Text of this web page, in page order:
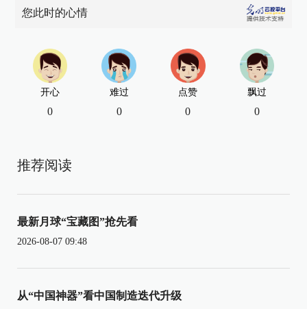
您此时的心情
开心
0
难过
0
点赞
0
飘过
0
推荐阅读
最新月球“宝藏图”抢先看
2026-08-07 09:48
从“中国神器”看中国制造迭代升级